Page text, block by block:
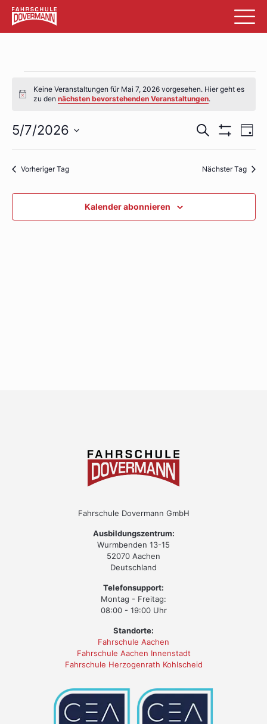
Veranstaltungen
für
Mai
7,
2026
Hinweis
Keine Veranstaltungen für Mai 7, 2026 vorgesehen. Hier geht es
zu den nächsten bevorstehenden Veranstaltungen.
Suche
und
Suche
Anzeigen
Tag
5/7/2026
Vorheriger Tag Nächster Tag
Kalender abonnieren
Fahrschule Dovermann GmbH
Ausbildungszentrum:
Wurmbenden 13-15
52070 Aachen
Deutschland
Telefonsupport:
Montag - Freitag:
08:00 - 19:00 Uhr
Standorte:
Fahrschule Aachen
Fahrschule Aachen Innenstadt
Fahrschule Herzogenrath Kohlscheid